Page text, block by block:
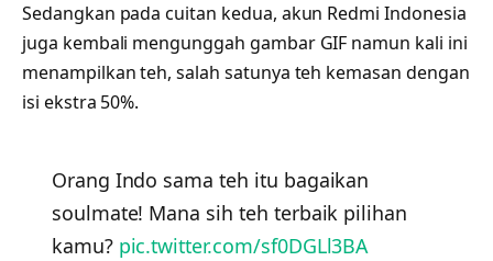
Sedangkan pada cuitan kedua, akun Redmi Indonesia
juga kembali mengunggah gambar GIF namun kali ini
menampilkan teh, salah satunya teh kemasan dengan
isi ekstra 50%.
Orang Indo sama teh itu bagaikan
soulmate! Mana sih teh terbaik pilihan
kamu? pic.twitter.com/sf0DGLl3BA